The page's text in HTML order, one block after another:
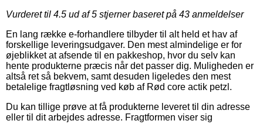
Vurderet til 4.5 ud af 5 stjerner baseret på 43 anmeldelser
En lang række e-forhandlere tilbyder til alt held et hav af
forskellige leveringsudgaver. Den mest almindelige er for
øjeblikket at afsende til en pakkeshop, hvor du selv kan
hente produkterne præcis når det passer dig. Muligheden er
altså ret så bekvem, samt desuden ligeledes den mest
betalelige fragtløsning ved køb af Rød core actik petzl.
Du kan tillige prøve at få produkterne leveret til din adresse
eller til dit arbejdes adresse. Fragtformen viser sig